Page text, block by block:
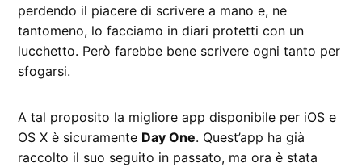
perdendo il piacere di scrivere a mano e, ne
tantomeno, lo facciamo in diari protetti con un
lucchetto. Però farebbe bene scrivere ogni tanto per
sfogarsi.
A tal proposito la migliore app disponibile per iOS e
OS X è sicuramente Day One. Quest’app ha già
raccolto il suo seguito in passato, ma ora è stata